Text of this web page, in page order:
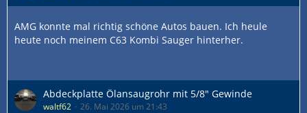
AMG konnte mal richtig schöne Autos bauen. Ich heule
heute noch meinem C63 Kombi Sauger hinterher.
Abdeckplatte Ölansaugrohr mit 5/8" Gewinde
waltf62 26. Mai 2026 um 21:43